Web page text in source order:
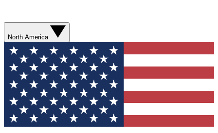
North America